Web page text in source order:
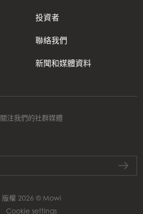
投資者
聯絡我們
新聞和媒體資料
關注我們的社群媒體
版權 2026 © Mowi
Cookie settings